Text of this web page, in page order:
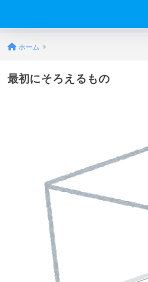
ホーム
最初にそろえるもの